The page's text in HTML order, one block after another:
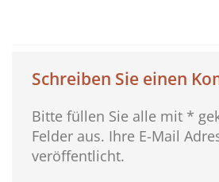
Schreiben Sie einen
Bitte füllen Sie alle mit *
Felder aus. Ihre E-Mail
veröffentlicht.